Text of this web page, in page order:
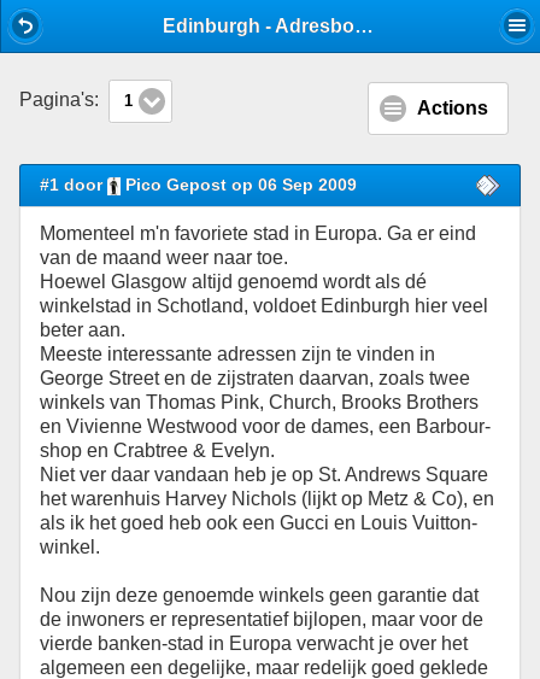
Edinburgh - Adresboek - Stijlforum
Pagina's: 1 Actions
#1 door Pico Gepost op 06 Sep 2009
Momenteel m'n favoriete stad in Europa. Ga er eind
van de maand weer naar toe.
Hoewel Glasgow altijd genoemd wordt als dé
winkelstad in Schotland, voldoet Edinburgh hier veel
beter aan.
Meeste interessante adressen zijn te vinden in
George Street en de zijstraten daarvan, zoals twee
winkels van Thomas Pink, Church, Brooks Brothers
en Vivienne Westwood voor de dames, een Barbour-
shop en Crabtree & Evelyn.
Niet ver daar vandaan heb je op St. Andrews Square
het warenhuis Harvey Nichols (lijkt op Metz & Co), en
als ik het goed heb ook een Gucci en Louis Vuitton-
winkel.
Nou zijn deze genoemde winkels geen garantie dat
de inwoners er representatief bijlopen, maar voor de
vierde banken-stad in Europa verwacht je over het
algemeen een degelijke, maar redelijk goed geklede